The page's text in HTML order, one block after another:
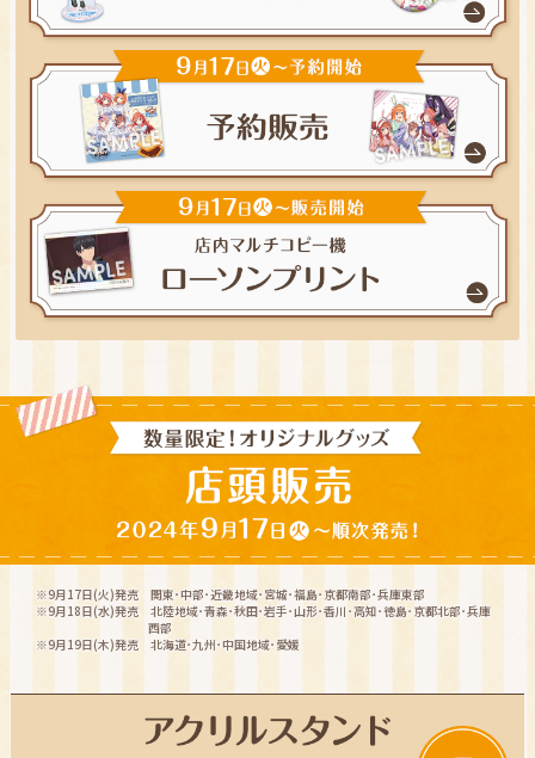
※9月17日(火)発売 関東･中部･近畿地域･宮城･福島･京都南部･兵庫東部
※9月18日(水)発売 北陸地域･青森･秋田･岩手･山形･香川･高知･徳島･京都北部･兵庫
西部
※9月19日(木)発売 北海道･九州･中国地域･愛媛